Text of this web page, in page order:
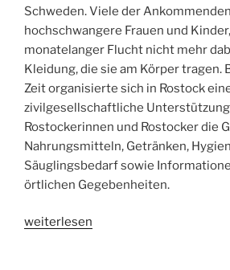
Schweden. Viele der
hochschwangere Frauen und
monatelanger Flucht nicht mehr
Kleidung, die sie am Körper tragen.
Zeit organisierte sich in Rostock
zivilgesellschaftliche
Rostockerinnen und Rostocker die
Nahrungsmitteln, Getränken,
Säuglingsbedarf sowie
örtlichen Gegebenheiten.
„Pressemitteilung:
weiterlesen